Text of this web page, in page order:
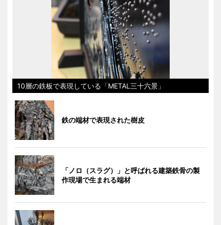
10層の鉄板で表現している「METAL三十六景」
鉄の端材で表現された樹皮
「ノロ（スラグ）」と呼ばれる建築鉄骨の製
作現場で生まれる端材